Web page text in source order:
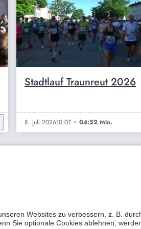
Stadtlauf Traunreut 2026
8. Juli 202610:07 04:52 Min.